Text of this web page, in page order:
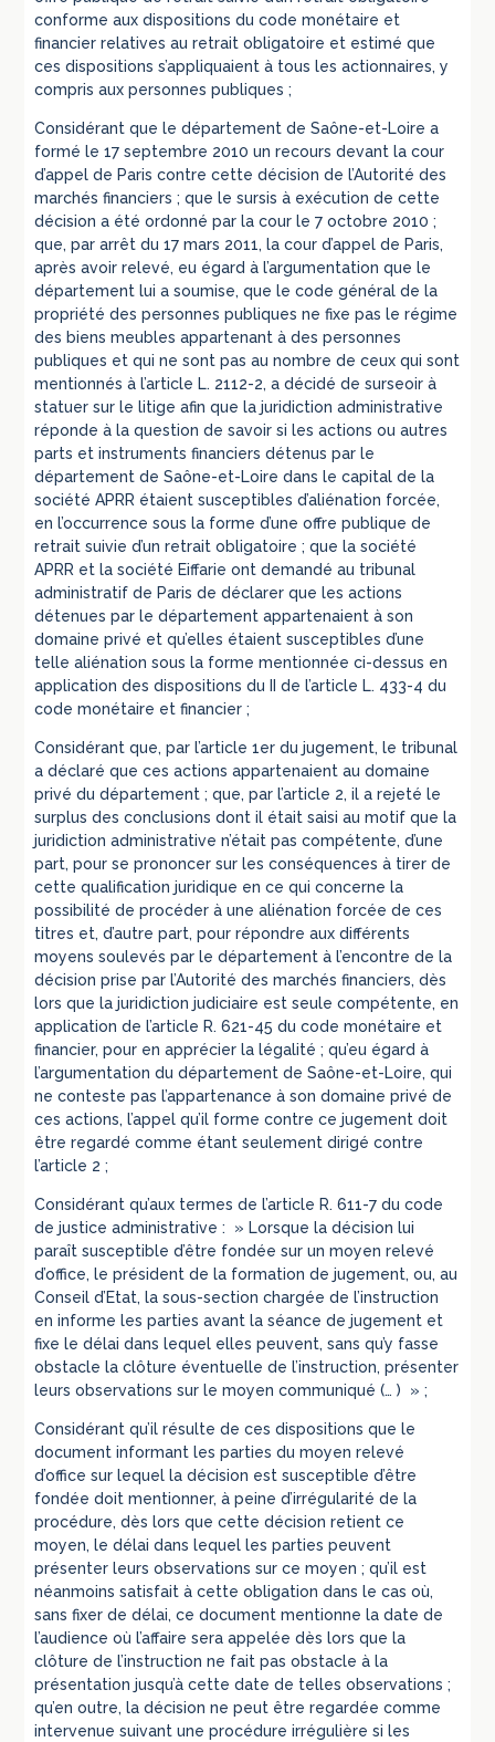
conforme aux dispositions du code monétaire et
financier relatives au retrait obligatoire et estimé que
ces dispositions s’appliquaient à tous les actionnaires, y
compris aux personnes publiques ;
Considérant que le département de Saône-et-Loire a
formé le 17 septembre 2010 un recours devant la cour
d’appel de Paris contre cette décision de l’Autorité des
marchés financiers ; que le sursis à exécution de cette
décision a été ordonné par la cour le 7 octobre 2010 ;
que, par arrêt du 17 mars 2011, la cour d’appel de Paris,
après avoir relevé, eu égard à l’argumentation que le
département lui a soumise, que le code général de la
propriété des personnes publiques ne fixe pas le régime
des biens meubles appartenant à des personnes
publiques et qui ne sont pas au nombre de ceux qui sont
mentionnés à l’article L. 2112-2, a décidé de surseoir à
statuer sur le litige afin que la juridiction administrative
réponde à la question de savoir si les actions ou autres
parts et instruments financiers détenus par le
département de Saône-et-Loire dans le capital de la
société APRR étaient susceptibles d’aliénation forcée,
en l’occurrence sous la forme d’une offre publique de
retrait suivie d’un retrait obligatoire ; que la société
APRR et la société Eiffarie ont demandé au tribunal
administratif de Paris de déclarer que les actions
détenues par le département appartenaient à son
domaine privé et qu’elles étaient susceptibles d’une
telle aliénation sous la forme mentionnée ci-dessus en
application des dispositions du II de l’article L. 433-4 du
code monétaire et financier ;
Considérant que, par l’article 1er du jugement, le tribunal
a déclaré que ces actions appartenaient au domaine
privé du département ; que, par l’article 2, il a rejeté le
surplus des conclusions dont il était saisi au motif que la
juridiction administrative n’était pas compétente, d’une
part, pour se prononcer sur les conséquences à tirer de
cette qualification juridique en ce qui concerne la
possibilité de procéder à une aliénation forcée de ces
titres et, d’autre part, pour répondre aux différents
moyens soulevés par le département à l’encontre de la
décision prise par l’Autorité des marchés financiers, dès
lors que la juridiction judiciaire est seule compétente, en
application de l’article R. 621-45 du code monétaire et
financier, pour en apprécier la légalité ; qu’eu égard à
l’argumentation du département de Saône-et-Loire, qui
ne conteste pas l’appartenance à son domaine privé de
ces actions, l’appel qu’il forme contre ce jugement doit
être regardé comme étant seulement dirigé contre
l’article 2 ;
Considérant qu’aux termes de l’article R. 611-7 du code
de justice administrative : » Lorsque la décision lui
paraît susceptible d’être fondée sur un moyen relevé
d’office, le président de la formation de jugement, ou, au
Conseil d’Etat, la sous-section chargée de l’instruction
en informe les parties avant la séance de jugement et
fixe le délai dans lequel elles peuvent, sans qu’y fasse
obstacle la clôture éventuelle de l’instruction, présenter
leurs observations sur le moyen communiqué (… ) » ;
Considérant qu’il résulte de ces dispositions que le
document informant les parties du moyen relevé
d’office sur lequel la décision est susceptible d’être
fondée doit mentionner, à peine d’irrégularité de la
procédure, dès lors que cette décision retient ce
moyen, le délai dans lequel les parties peuvent
présenter leurs observations sur ce moyen ; qu’il est
néanmoins satisfait à cette obligation dans le cas où,
sans fixer de délai, ce document mentionne la date de
l’audience où l’affaire sera appelée dès lors que la
clôture de l’instruction ne fait pas obstacle à la
présentation jusqu’à cette date de telles observations ;
qu’en outre, la décision ne peut être regardée comme
intervenue suivant une procédure irrégulière si les